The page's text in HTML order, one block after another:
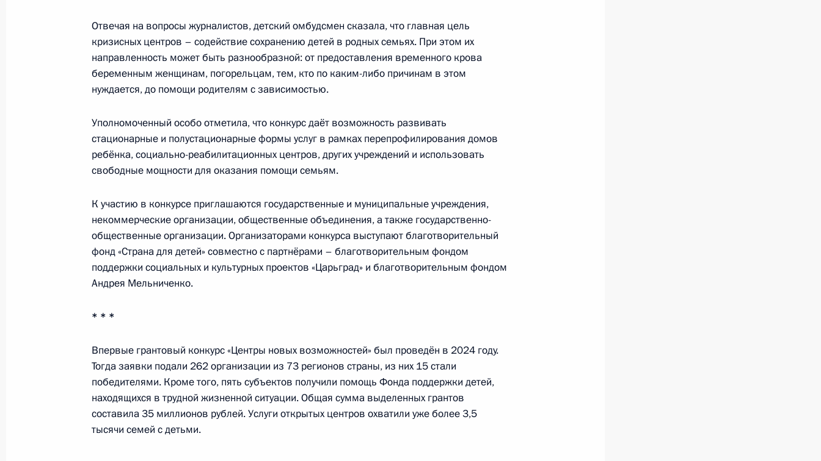
Мария Львова-Белова посетила Адыгею
20 февраля 2025 года, 19:00
19 февраля 2025 года, 18:00
детей с их семьями
14 февраля 2025 года, 19:00
Мария Львова-Белова посетила Курганскую область
Мария Львова-Белова посетила Брянскую область
29 января 2025 года, 19:00
Мария Львова-Белова посетила Орловскую область
Отвечая на вопросы журналистов, детский омбудсмен сказала, что главная цель
кризисных центров – содействие сохранению детей в родных семьях. При этом их
направленность может быть разнообразной: от предоставления временного крова
беременным женщинам, погорельцам, тем, кто по каким-либо причинам в этом
нуждается, до помощи родителям с зависимостью.
Уполномоченный особо отметила, что конкурс даёт возможность развивать
стационарные и полустационарные формы услуг в рамках перепрофилирования домов
ребёнка, социально-реабилитационных центров, других учреждений и использовать
свободные мощности для оказания помощи семьям.
К участию в конкурсе приглашаются государственные и муниципальные учреждения,
некоммерческие организации, общественные объединения, а также государственно-
общественные организации. Организаторами конкурса выступают благотворительный
фонд «Страна для детей» совместно с партнёрами – благотворительным фондом
поддержки социальных и культурных проектов «Царьград» и благотворительным фондом
Андрея Мельниченко.
* * *
Впервые грантовый конкурс «Центры новых возможностей» был проведён в 2024 году.
Тогда заявки подали 262 организации из 73 регионов страны, из них 15 стали
победителями. Кроме того, пять субъектов получили помощь Фонда поддержки детей,
находящихся в трудной жизненной ситуации. Общая сумма выделенных грантов
составила 35 миллионов рублей. Услуги открытых центров охватили уже более 3,5
тысячи семей с детьми.